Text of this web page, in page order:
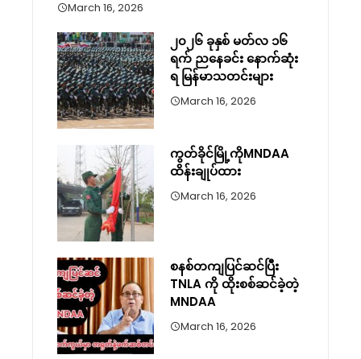
March 16, 2026
၂၀၂၆ ခုနှစ် မတ်လ ၁၆
ရက် ညနေခင်း နောက်ဆုံး
ရ မြန်မာသတင်းများ
March 16, 2026
ကွတ်ခိုင်မြို့ကိုMNDAA
ထိန်းချုပ်ထား
March 16, 2026
စနစ်တကျပြင်ဆင်ပြီး
TNLA ကို ထိုးစစ်ဆင်ခဲ့တဲ့
MNDAA
March 16, 2026